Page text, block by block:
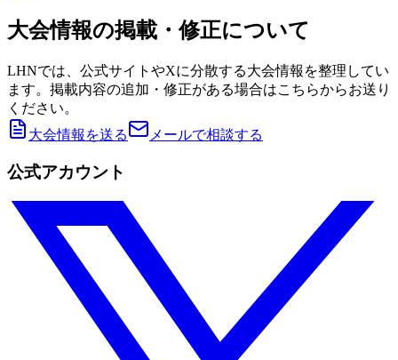
大会情報の掲載・修正について
LHNでは、公式サイトやXに分散する大会情報を整理してい
ます。掲載内容の追加・修正がある場合はこちらからお送り
ください。
大会情報を送る
メールで相談する
公式アカウント